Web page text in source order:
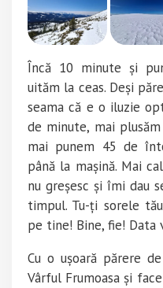
Încă 10 minute și
uităm la ceas. Deși
seama că e o iluzie
de minute, mai
mai punem 45 de
până la mașină. Mai
nu greșesc și îmi dau
timpul. Tu-ți sorele
pe tine! Bine, fie! Data
Cu o ușoară părere
Vârful Frumoasa și